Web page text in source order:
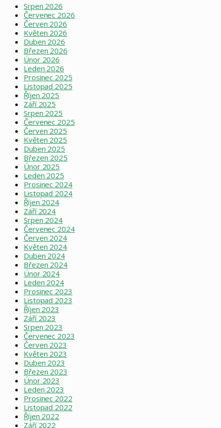
Srpen 2026
Červenec 2026
Červen 2026
Květen 2026
Duben 2026
Březen 2026
Únor 2026
Leden 2026
Prosinec 2025
Listopad 2025
Říjen 2025
Září 2025
Srpen 2025
Červenec 2025
Červen 2025
Květen 2025
Duben 2025
Březen 2025
Únor 2025
Leden 2025
Prosinec 2024
Listopad 2024
Říjen 2024
Září 2024
Srpen 2024
Červenec 2024
Červen 2024
Květen 2024
Duben 2024
Březen 2024
Únor 2024
Leden 2024
Prosinec 2023
Listopad 2023
Říjen 2023
Září 2023
Srpen 2023
Červenec 2023
Červen 2023
Květen 2023
Duben 2023
Březen 2023
Únor 2023
Leden 2023
Prosinec 2022
Listopad 2022
Říjen 2022
Září 2022